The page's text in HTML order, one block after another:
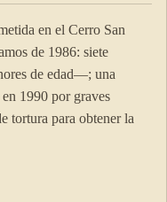
en el Cerro San
de 1986: siete
de edad—; una
1990 por graves
tortura para obtener la